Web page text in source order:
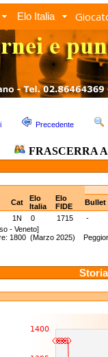
Elo Italia
Precedente
FRASCERRA
Cat
Elo
Italia
Elo
FIDE
Bullet
1N 0 1715
-
- Veneto]
1800 (Marzo 2025)